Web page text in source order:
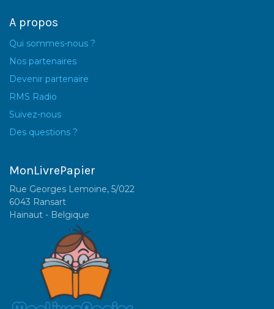
A propos
Qui sommes-nous ?
Nos partenaires
Devenir partenaire
RMS Radio
Suivez-nous
Des questions ?
MonLivrePapier
Rue Georges Lemoine, 5/022
6043 Ransart
Hainaut - Belgique